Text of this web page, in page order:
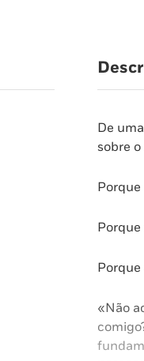
de
Nós
Que
De
sobre
Porque
«Não